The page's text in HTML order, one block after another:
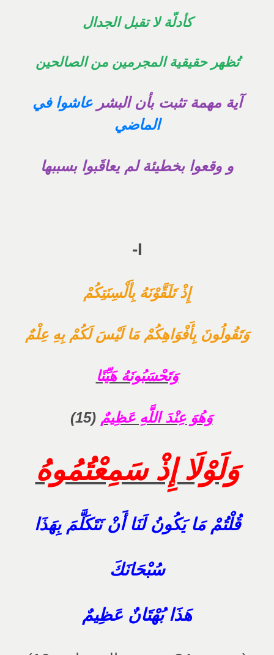
كأدلّة لا تقبل الجدال
تُظهر حقيقية المجرمين من الصالحين
آية مهمة تثبت بأن البشرعاشوا في
الماضي
و وقعوا بخطيئة لم يعاقَبوا بسببها
إِذْ تَلَقَّوْنَهُ بِأَلْسِنَتِكُمْ
وَتَقُولُونَ بِأَفْوَاهِكُمْ مَا لَيْسَ لَكُمْ بِهِ عِلْمٌ
وَتَحْسَبُونَهُ هَيِّنًا
وَهُوَ عِنْدَ اللَّهِ عَظِيمٌ(15)
وَلَوْلَا إِذْ سَمِعْتُمُوهُ
قُلْتُمْ مَا يَكُونُ لَنَا أَنْ نَتَكَلَّمَ بِهَذَا
سُبْحَانَكَ
هَذَا بُهْتَانٌ عَظِيمٌ